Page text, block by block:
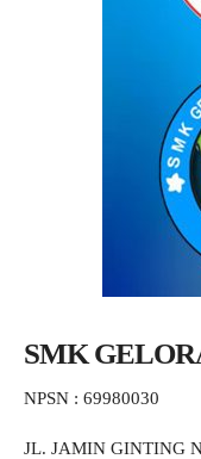
SMK
NPSN : 69980030
JL. JAMIN GINTING